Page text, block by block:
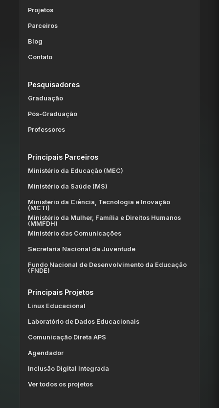
Projetos
Parceiros
Blog
Contato
Pesquisadores
Graduação
Pós-Graduação
Professores
Principais Parceiros
Ministério da Educação (MEC)
Ministério da Saúde (MS)
Ministério da Ciência, Tecnologia e Inovação
(MCTI)
Ministério da Mulher, Família e Direitos Humanos
(MMFDH)
Ministério das Comunicações
Secretaria Nacional da Juventude
Fundo Nacional de Desenvolvimento da Educação
(FNDE)
Principais Projetos
Linux Educacional
Laboratório de Dados Educacionais
Comunicação Direta APS
Agendador
Inclusão Digital Integrada
Ver todos os projetos